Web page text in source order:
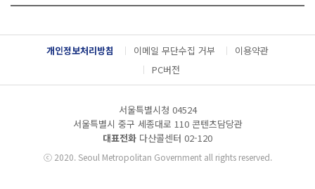
o
g
l
e
e
서
다
운
개인정보처리방침 이메일 무단수집 거부
이용약관
PC버전
서울특별시청 04524
서울특별시 중구 세종대로 110 콘텐츠담당관
대표전화 다산콜센터 02-120
ⓒ2020. Seoul Metropolitan Government all rights reserved.